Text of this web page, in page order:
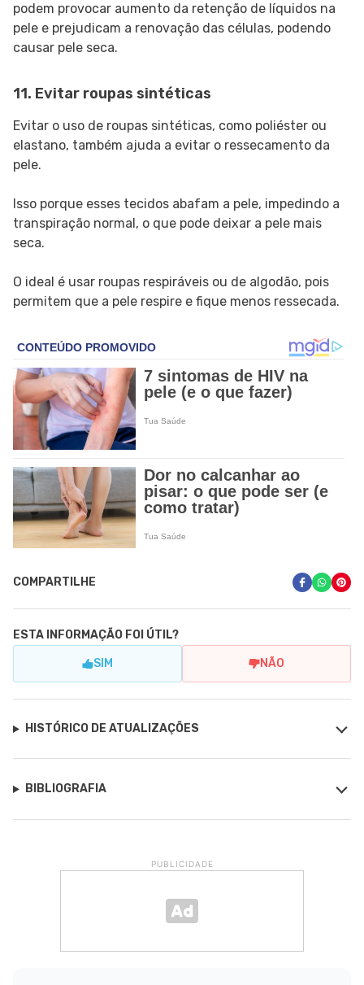
podem provocar aumento da retenção de líquidos na
pele e prejudicam a renovação das células, podendo
causar pele seca.
11. Evitar roupas sintéticas
Evitar o uso de roupas sintéticas, como poliéster ou
elastano, também ajuda a evitar o ressecamento da
pele.
Isso porque esses tecidos abafam a pele, impedindo a
transpiração normal, o que pode deixar a pele mais
seca.
O ideal é usar roupas respiráveis ou de algodão, pois
permitem que a pele respire e fique menos ressecada.
COMPARTILHE
ESTA INFORMAÇÃO FOI ÚTIL?
SIM NÃO
HISTÓRICO DE ATUALIZAÇÕES
BIBLIOGRAFIA
PUBLICIDADE